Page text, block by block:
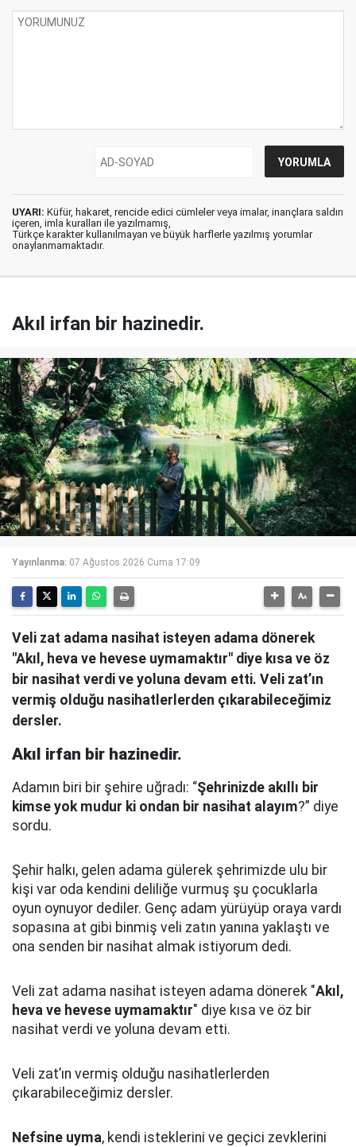
UYARI: Küfür, hakaret, rencide edici cümleler veya imalar, inançlara saldırı
içeren, imla kuralları ile yazılmamış,
Türkçe karakter kullanılmayan ve büyük harflerle yazılmış yorumlar
onaylanmamaktadır.
Akıl irfan bir hazinedir.
Yayınlanma: 07 Ağustos 2026 Cuma 17:09
Veli zat adama nasihat isteyen adama dönerek
"Akıl, heva ve hevese uymamaktır" diye kısa ve öz
bir nasihat verdi ve yoluna devam etti. Veli zat’ın
vermiş olduğu nasihatlerlerden çıkarabileceğimiz
dersler.
Akıl irfan bir hazinedir.
Adamın biri bir şehire uğradı: “Şehrinizde akıllı bir
kimse yok mudur ki ondan bir nasihat alayım?” diye
sordu.
Şehir halkı, gelen adama gülerek şehrimizde ulu bir
kişi var oda kendini deliliğe vurmuş şu çocuklarla
oyun oynuyor dediler. Genç adam yürüyüp oraya vardı
sopasına at gibi binmiş veli zatın yanına yaklaştı ve
ona senden bir nasihat almak istiyorum dedi.
Veli zat adama nasihat isteyen adama dönerek "Akıl,
heva ve hevese uymamaktır" diye kısa ve öz bir
nasihat verdi ve yoluna devam etti.
Veli zat’ın vermiş olduğu nasihatlerlerden
çıkarabileceğimiz dersler.
Nefsine uyma, kendi isteklerini ve geçici zevklerini